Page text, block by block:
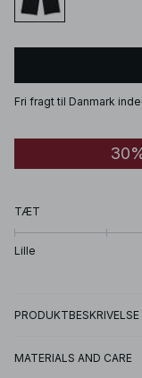
Fri fragt til Danmark
TÆT
Lille
PRODUKTBESKRIVELSE
MATERIALS AND CARE